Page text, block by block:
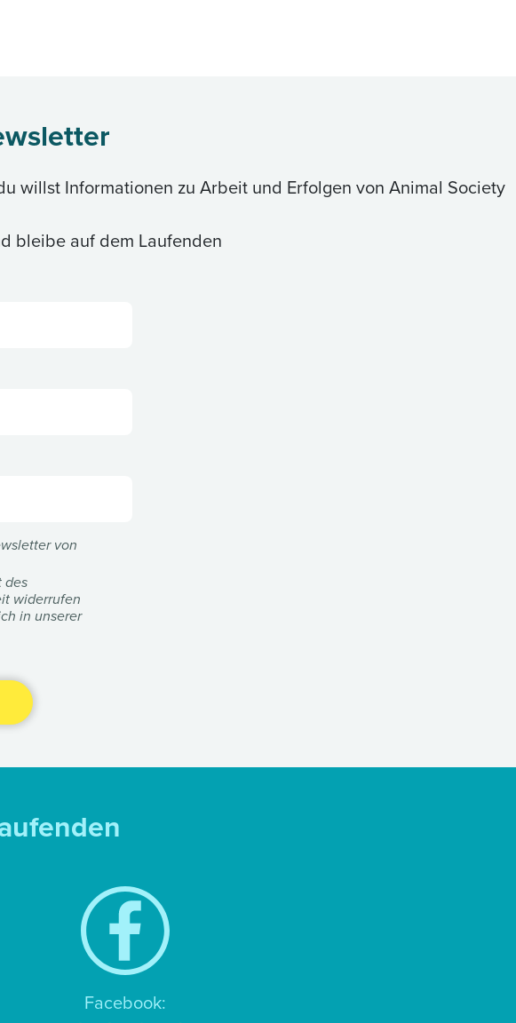
willst Informationen zu Arbeit und Erfolgen von Animal Society
bleibe auf dem Laufenden
von
des
widerrufen
in unserer
Facebook: